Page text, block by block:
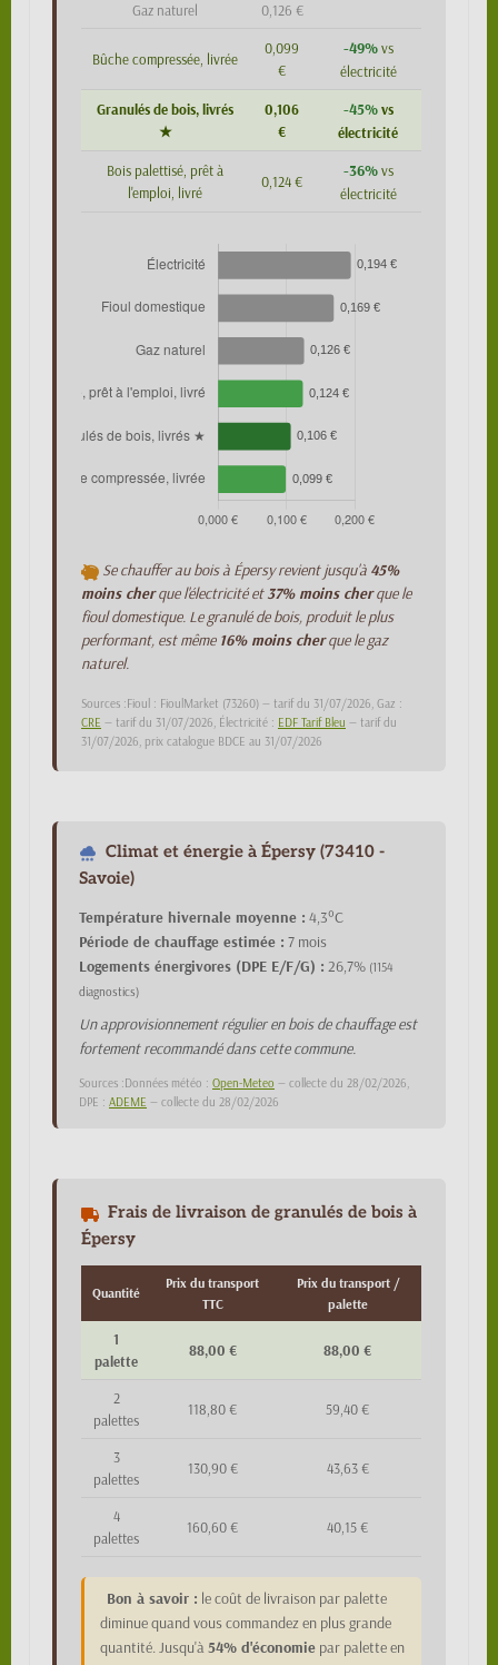
Gaz naturel 0,126 €
Bûche compressée, livrée
0,099
€
-49%vs
électricité
Granulés de bois, livrés
★
0,106
€
-45%vs
électricité
Bois palettisé, prêt à
l'emploi, livré
0,124 €
-36%vs
électricité
Se chauffer au bois à Épersy revient jusqu'à 45%
moins cherque l'électricité et37% moins cherque le
fioul domestique. Le granulé de bois, produit le plus
performant, est même 16% moins cherque le gaz
naturel.
Sources :Fioul : FioulMarket (73260) — tarif du 31/07/2026, Gaz :
CRE — tarif du 31/07/2026, Électricité : EDF Tarif Bleu — tarif du
31/07/2026, prix catalogue BDCE au 31/07/2026
Climat et énergie à Épersy (73410 -
Savoie)
Température hivernale moyenne : 4,3°C
Période de chauffage estimée : 7 mois
Logements énergivores (DPE E/F/G) : 26,7% (1154
diagnostics)
Un approvisionnement régulier en bois de chauffage est
fortement recommandé dans cette commune.
Sources :Données météo : Open-Meteo — collecte du 28/02/2026,
DPE : ADEME — collecte du 28/02/2026
Frais de livraison de granulés de bois à
Épersy
Quantité
Prix du transport
TTC
Prix du transport /
palette
1
palette
88,00 € 88,00 €
2
palettes
118,80 € 59,40 €
3
palettes
130,90 € 43,63 €
4
palettes
160,60 € 40,15 €
Bon à savoir : le coût de livraison par palette
diminue quand vous commandez en plus grande
quantité. Jusqu'à54% d'économie par palette en